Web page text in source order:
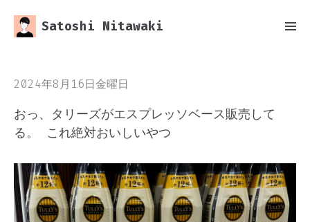
Satoshi Nitawaki
2024年8月16日金曜日
おっ、タリーズがエスプレッソベース販売して
る。 これ絶対おいしいやつ